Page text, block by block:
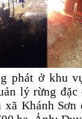
phát ở khu
lý rừng đặc
Khánh Sơn